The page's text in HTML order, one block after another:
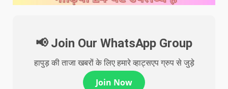
📢 Join Our WhatsApp Group
हापुड़ की ताजा खबरों के लिए हमारे व्हाट्सएप ग्रुप से जुड़े
Join Now